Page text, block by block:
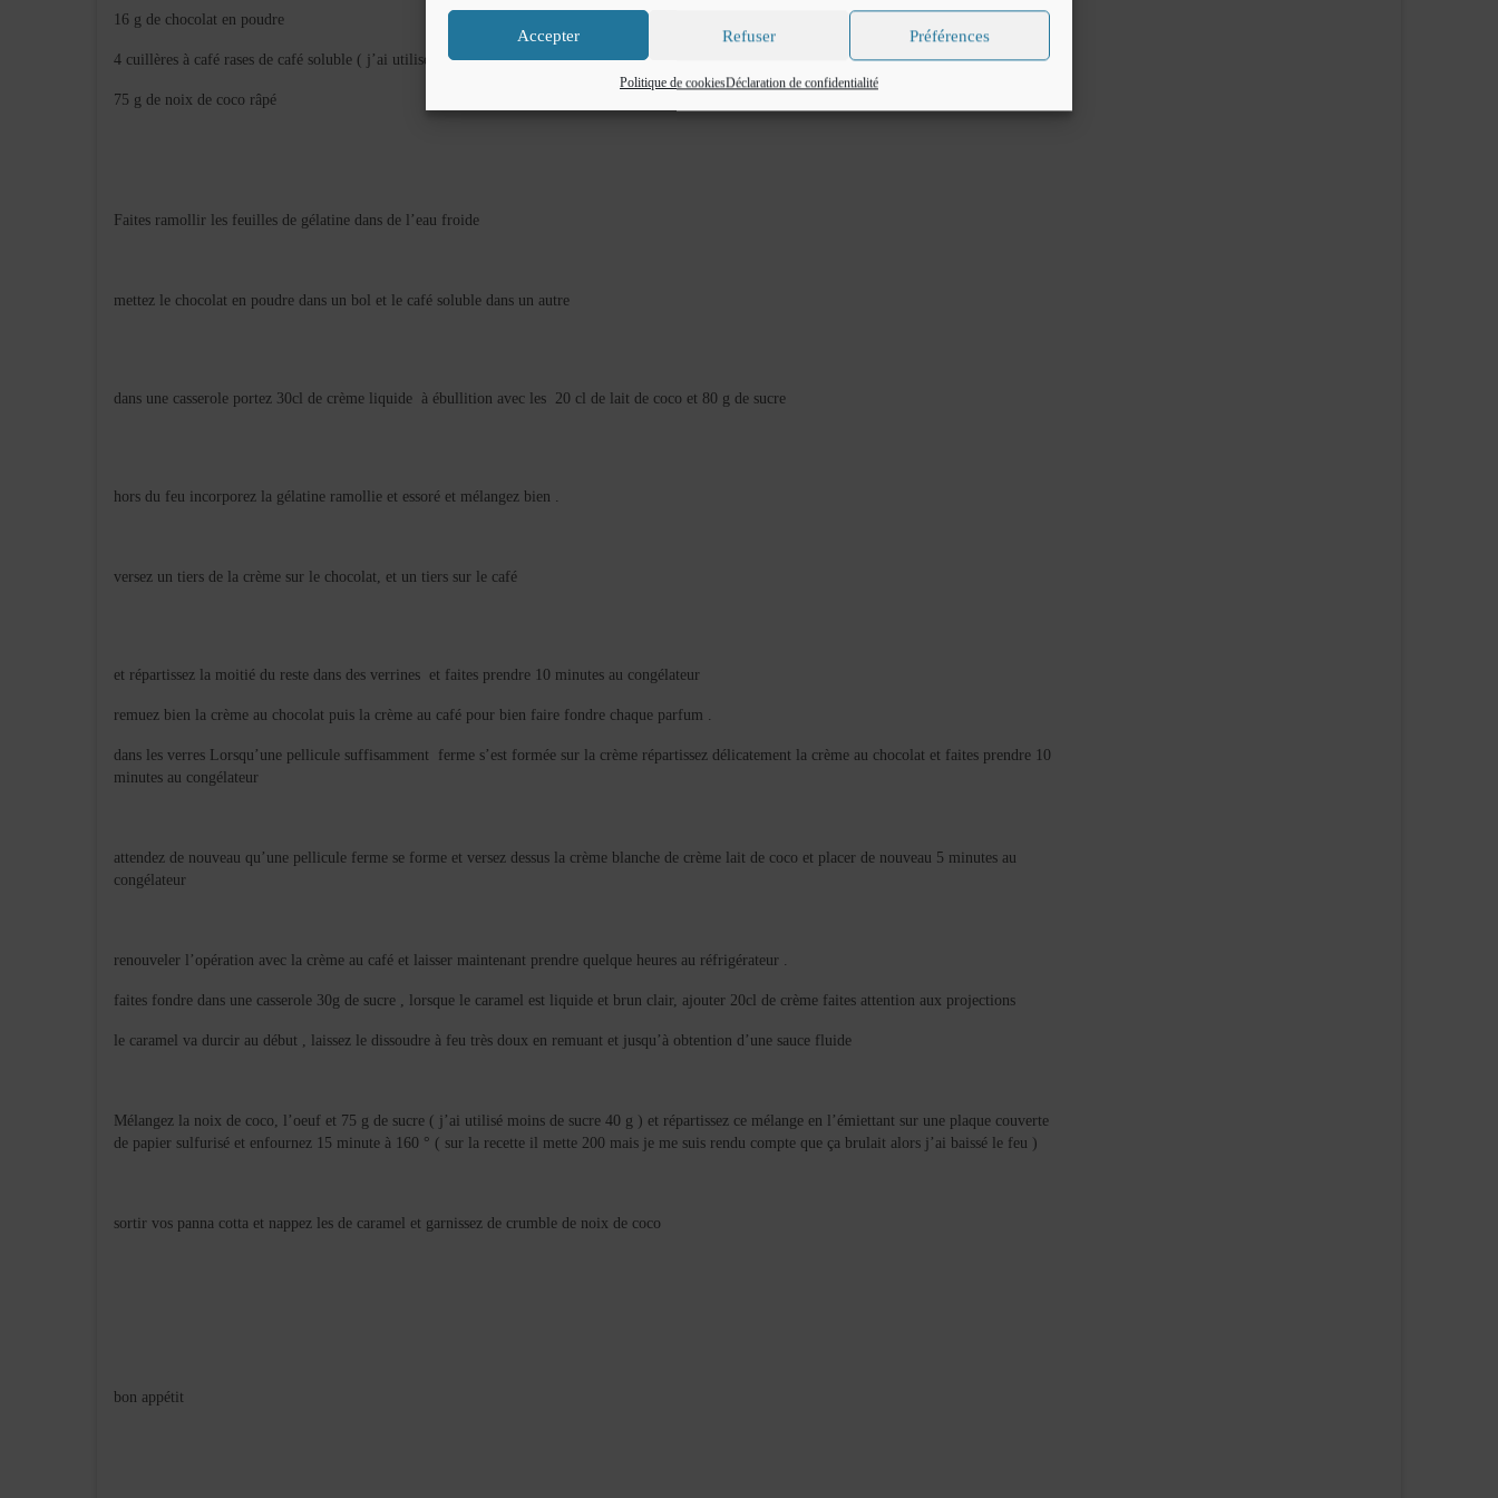
Accepter Refuser Préférences
Politique de cookiesDéclaration de confidentialité
16 g de chocolat en poudre
4 cuillères à café rases de café soluble ( j’ai utilisé 2 cuillères et demie)
75 g de noix de coco râpé
Faites ramollir les feuilles de gélatine dans de l’eau froide
mettez le chocolat en poudre dans un bol et le café soluble dans un autre
dans une casserole portez 30cl de crème liquide à ébullition avec les 20 cl de lait de coco et 80 g de sucre
hors du feu incorporez la gélatine ramollie et essoré et mélangez bien .
versez un tiers de la crème sur le chocolat, et un tiers sur le café
et répartissez la moitié du reste dans des verrines et faites prendre 10 minutes au congélateur
remuez bien la crème au chocolat puis la crème au café pour bien faire fondre chaque parfum .
dans les verres Lorsqu’une pellicule suffisamment ferme s’est formée sur la crème répartissez délicatement la crème au chocolat et faites prendre 10
minutes au congélateur
attendez de nouveau qu’une pellicule ferme se forme et versez dessus la crème blanche de crème lait de coco et placer de nouveau 5 minutes au
congélateur
renouveler l’opération avec la crème au café et laisser maintenant prendre quelque heures au réfrigérateur .
faites fondre dans une casserole 30g de sucre , lorsque le caramel est liquide et brun clair, ajouter 20cl de crème faites attention aux projections
le caramel va durcir au début , laissez le dissoudre à feu très doux en remuant et jusqu’à obtention d’une sauce fluide
Mélangez la noix de coco, l’oeuf et 75 g de sucre ( j’ai utilisé moins de sucre 40 g ) et répartissez ce mélange en l’émiettant sur une plaque couverte
de papier sulfurisé et enfournez 15 minute à 160 ° ( sur la recette il mette 200 mais je me suis rendu compte que ça brulait alors j’ai baissé le feu )
sortir vos panna cotta et nappez les de caramel et garnissez de crumble de noix de coco
bon appétit